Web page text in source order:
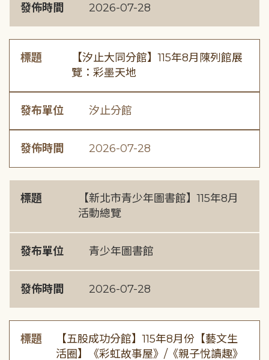
發佈時間 2026-07-28
標題
【汐止大同分館】115年8月陳列館展
覽：彩墨天地
發布單位 汐止分館
發佈時間 2026-07-28
標題
【新北市青少年圖書館】115年8月
活動總覽
發布單位 青少年圖書館
發佈時間 2026-07-28
標題
【五股成功分館】115年8月份【藝文生
活圈】《彩虹故事屋》/《親子悅讀趣》